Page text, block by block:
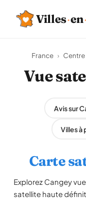
Villes·en·
France › Centre
Vue
Avis sur
Villes à
Carte
Explorez Cangey
satellite haute